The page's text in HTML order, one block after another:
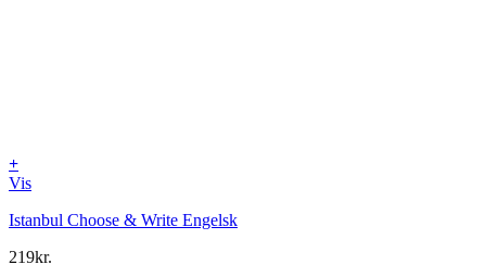
+
Vis
Istanbul Choose & Write Engelsk
219kr.